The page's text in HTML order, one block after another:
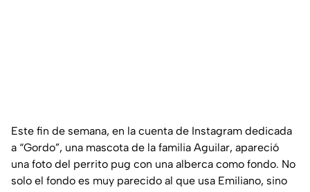
Este fin de semana, en la cuenta de Instagram dedicada
a “Gordo”, una mascota de la familia Aguilar, apareció
una foto del perrito pug con una alberca como fondo. No
solo el fondo es muy parecido al que usa Emiliano, sino